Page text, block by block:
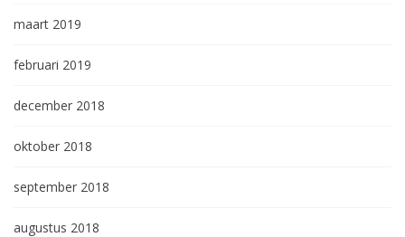
maart 2019
februari 2019
december 2018
oktober 2018
september 2018
augustus 2018